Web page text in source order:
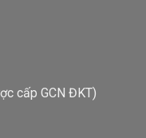
cấp GCN ĐKT)